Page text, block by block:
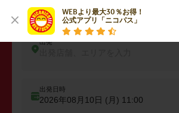
WEBより最大30％お得！
公式アプリ「ニコパス」
出発
出発日時
2026年08月10日 (月) 11:00